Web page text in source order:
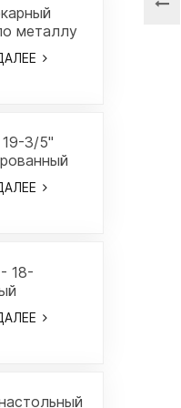
металлу
3/5"
станок
18-
станок с